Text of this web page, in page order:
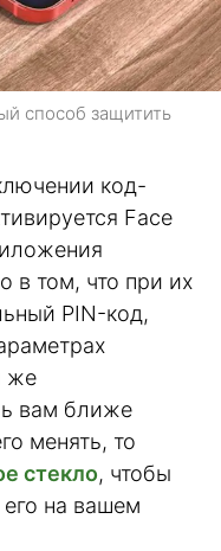
способ защитить
код-
Face
в том, что при их
PIN-код,
же
вам ближе
менять, то
стекло, чтобы
на вашем